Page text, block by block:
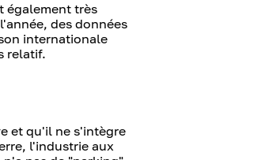
également très
des données
internationale
relatif.
et qu'il ne s'intègre
l'industrie aux